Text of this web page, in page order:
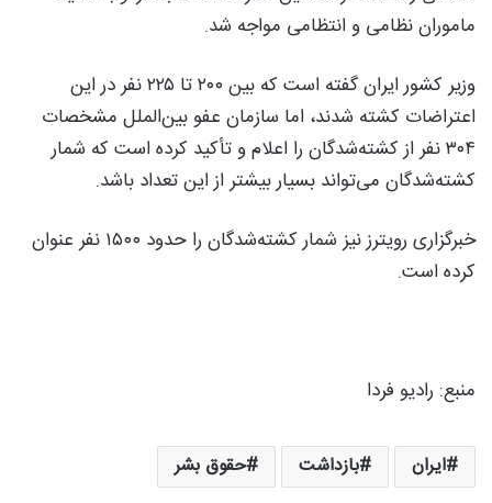
ماموران نظامی و انتظامی مواجه شد.
وزیر کشور ایران گفته است که بین ۲۰۰ تا ۲۲۵ نفر در این
اعتراضات کشته شدند، اما سازمان عفو بین‌الملل مشخصات
۳۰۴ نفر از کشته‌شدگان را اعلام و تأکید کرده است که شمار
کشته‌شدگان می‌تواند بسیار بیشتر از این تعداد باشد.
خبرگزاری رویترز نیز شمار کشته‌شدگان را حدود ۱۵۰۰ نفر عنوان
کرده است.
منبع: رادیو فردا
ایران بازداشت حقوق بشر